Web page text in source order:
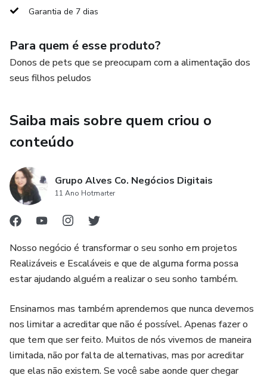
Garantia de 7 dias
Para quem é esse produto?
Donos de pets que se preocupam com a alimentação dos
seus filhos peludos
Saiba mais sobre quem criou o
conteúdo
Grupo Alves Co. Negócios Digitais
11 Ano Hotmarter
Nosso negócio é transformar o seu sonho em projetos
Realizáveis e Escaláveis e que de alguma forma possa
estar ajudando alguém a realizar o seu sonho também.
Ensinamos mas também aprendemos que nunca devemos
nos limitar a acreditar que não é possível. Apenas fazer o
que tem que ser feito. Muitos de nós vivemos de maneira
limitada, não por falta de alternativas, mas por acreditar
que elas não existem. Se você sabe aonde quer chegar